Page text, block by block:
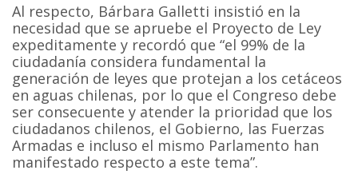
Al respecto, Bárbara Galletti insistió en la
necesidad que se apruebe el Proyecto de Ley
expeditamente y recordó que “el 99% de la
ciudadanía considera fundamental la
generación de leyes que protejan a los cetáceos
en aguas chilenas, por lo que el Congreso debe
ser consecuente y atender la prioridad que los
ciudadanos chilenos, el Gobierno, las Fuerzas
Armadas e incluso el mismo Parlamento han
manifestado respecto a este tema”.